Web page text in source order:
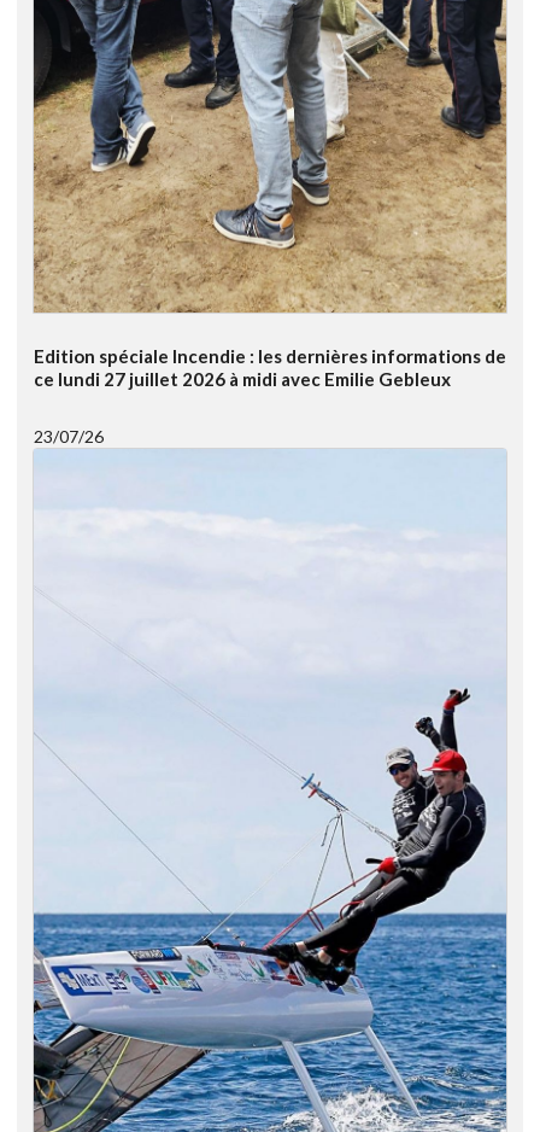
Edition spéciale Incendie : les dernières informations de
ce lundi 27 juillet 2026 à midi avec Emilie Gebleux
23/07/26